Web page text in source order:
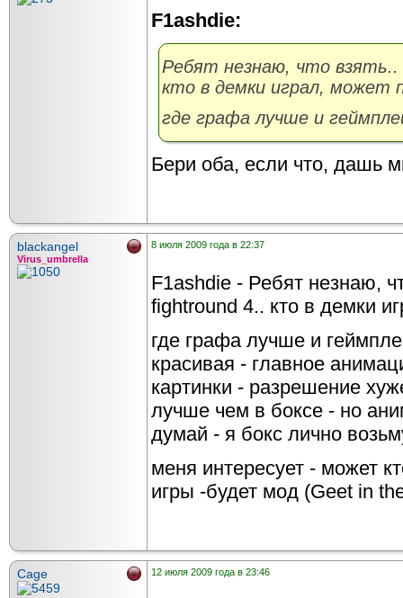
F1ashdie:
Ребят незнаю, что взять..
кто в демки играл, может
где графа лучше и
Бери оба, если что, дашь
blackangel
Virus_umbrella
8 июля 2009 года в 22:37
F1ashdie - Ребят незнаю,
fightround 4.. кто в демки
где графа лучше и
красивая - главное
картинки - разрешение
лучше чем в боксе - но
думай - я бокс лично
меня интересует - может
игры -будет мод (Geet in
Cage 12 июля 2009 года в 23:46